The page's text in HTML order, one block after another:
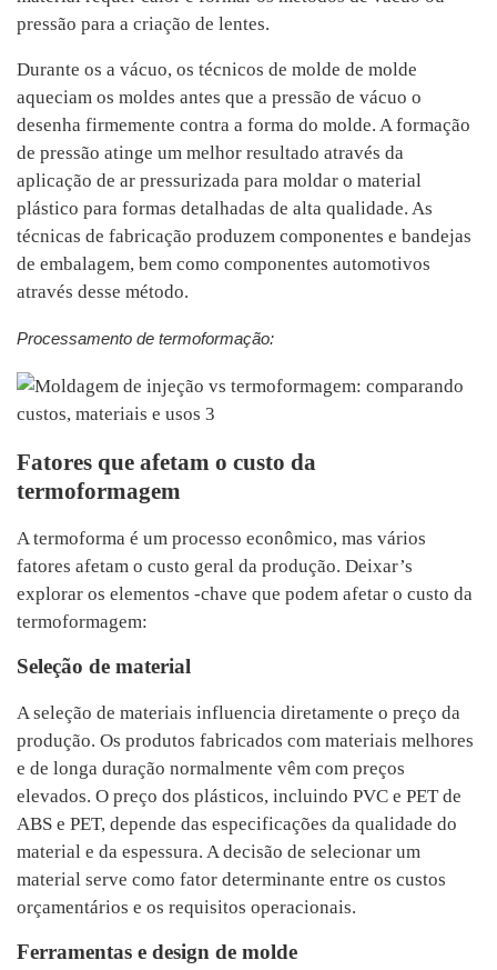
pressão para a criação de lentes.
Durante os a vácuo, os técnicos de molde de molde
aqueciam os moldes antes que a pressão de vácuo o
desenha firmemente contra a forma do molde. A formação
de pressão atinge um melhor resultado através da
aplicação de ar pressurizada para moldar o material
plástico para formas detalhadas de alta qualidade. As
técnicas de fabricação produzem componentes e bandejas
de embalagem, bem como componentes automotivos
através desse método.
Processamento de termoformação:
Fatores que afetam o custo da
termoformagem
A termoforma é um processo econômico, mas vários
fatores afetam o custo geral da produção. Deixar’s
explorar os elementos -chave que podem afetar o custo da
termoformagem:
Seleção de material
A seleção de materiais influencia diretamente o preço da
produção. Os produtos fabricados com materiais melhores
e de longa duração normalmente vêm com preços
elevados. O preço dos plásticos, incluindo PVC e PET de
ABS e PET, depende das especificações da qualidade do
material e da espessura. A decisão de selecionar um
material serve como fator determinante entre os custos
orçamentários e os requisitos operacionais.
Ferramentas e design de molde